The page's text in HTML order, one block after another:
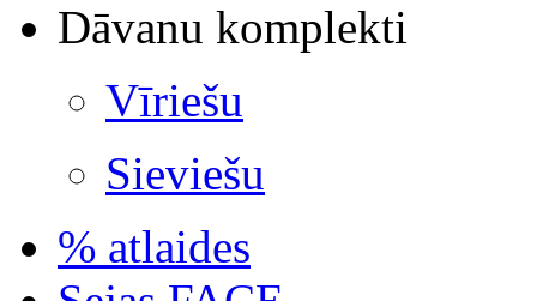
Dāvanu komplekti
Vīriešu
Sieviešu
% atlaides